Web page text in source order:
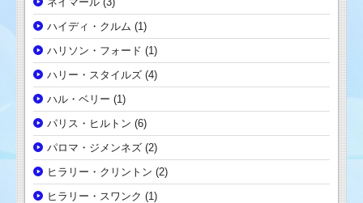
ハイディ・クルム (1)
ハリソン・フォード (1)
ハリー・スタイルズ (4)
ハル・ベリー (1)
パリス・ヒルトン (6)
パロマ・ジメンネズ (2)
ヒラリー・クリントン (2)
ヒラリー・スワンク (1)